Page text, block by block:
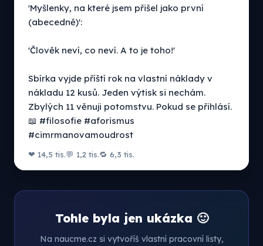
'Myšlenky, na které jsem přišel jako první
(abecedně)':
'Člověk neví, co neví. A to je toho!'
Sbírka vyjde příští rok na vlastní náklady v
nákladu 12 kusů. Jeden výtisk si nechám.
Zbylých 11 věnuji potomstvu. Pokud se přihlásí.
📖 #filosofie #aforismus
#cimrmanovamoudrost
❤ 14,5 tis.💬 1,2 tis.🔁 6,3 tis.
Tohle byla jen ukázka 🙂
Na naucme.cz si vytvoříš vlastní pracovní listy,